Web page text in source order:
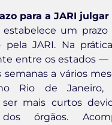
para a JARI julgar
estabelece um prazo
pela JARI. Na
entre os estados
a vários
Rio de Janeiro,
mais curtos
órgãos.